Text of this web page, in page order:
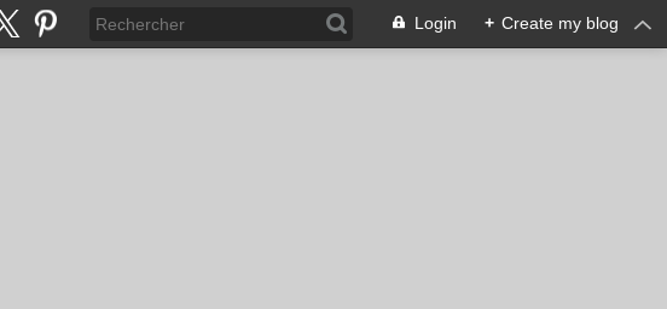
Login + Create my blog